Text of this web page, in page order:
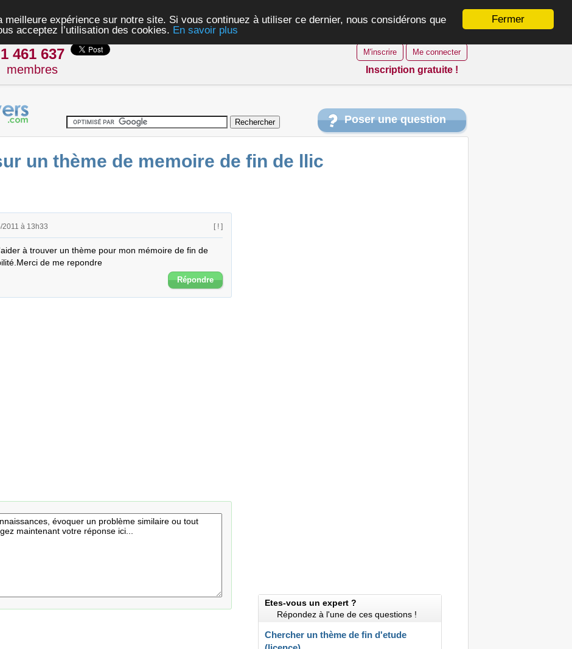
Fermer
expérience sur notre site. Si vous continuez à utiliser ce dernier, nous considérons que
acceptez l’utilisation des cookies. En savoir plus
1 461 637
membres
M'inscrire Me connecter
Inscription gratuite !
Poser une question
un thème de memoire de fin de llic
à 13h33 [ ! ]
à trouver un thème pour mon mémoire de fin de
de me repondre
Répondre
Etes-vous un expert ?
Répondez à l'une de ces questions !
Chercher un thème de fin d'etude